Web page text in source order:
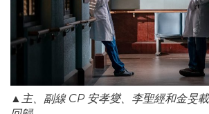
▲主、副線 CP 安孝燮、李聖經和金旻